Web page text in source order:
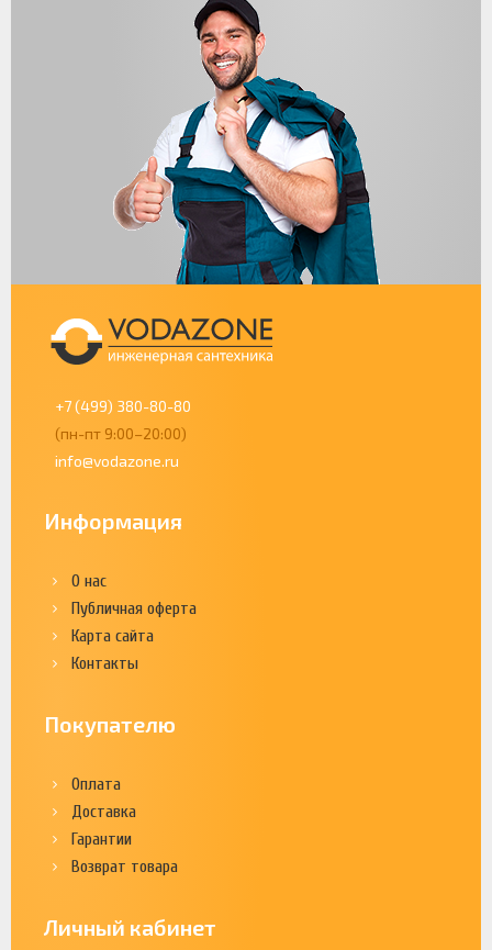
+7 (499) 380-80-80
(пн-пт 9:00–20:00)
info@vodazone.ru
Информация
О нас
Публичная оферта
Карта сайта
Контакты
Покупателю
Оплата
Доставка
Гарантии
Возврат товара
Личный кабинет